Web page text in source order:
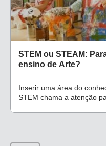
STEM ou STEAM:
ensino de Arte?
Inserir uma área do
STEM chama a atenção